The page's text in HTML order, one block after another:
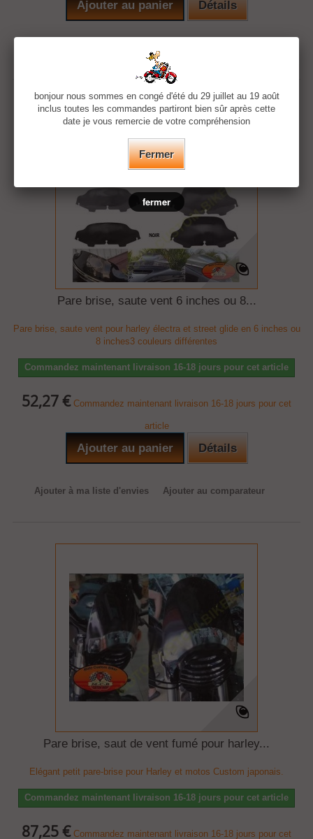
Ajouter au panier Détails
Pare brise, saute vent 6 inches ou 8...
Pare brise, saute vent pour harley électra et street glide en 6 inches ou
8 inches3 couleurs différentes
Commandez maintenant livraison 16-18 jours pour cet article
52,27 € Commandez maintenant livraison 16-18 jours pour cet
article
Ajouter au panier Détails
Ajouter à ma liste d'envies Ajouter au comparateur
Pare brise, saut de vent fumé pour harley...
Elégant petit pare-brise pour Harley et motos Custom japonais.
Commandez maintenant livraison 16-18 jours pour cet article
87,25 € Commandez maintenant livraison 16-18 jours pour cet
bonjour nous sommes en congé d'été du 29 juillet au 19 août
inclus toutes les commandes partiront bien sûr après cette
date je vous remercie de votre compréhension
Fermer
fermer